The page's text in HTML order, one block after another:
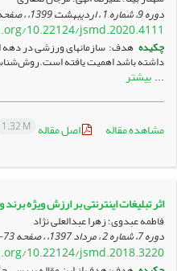
دوره 9، شماره 1 ، اردیبهشت 1399، ، صفحه
10.22124/jsmd.2020.4111
چکیده هدف: سازمان­های ورزشی در دهه
داشته باشد اهمیت یافته
...بیشتر
مشاهده مقاله اصل مقاله 1.32 M
اثر تبلیغات اینترنتی بر ارزش ویژه
فاطمه عبدوی؛ زهرا عبدالعلی نژاد
دوره 7، شماره 2 ، مرداد 1397، ، صفحه 73-86
10.22124/jsmd.2018.3220